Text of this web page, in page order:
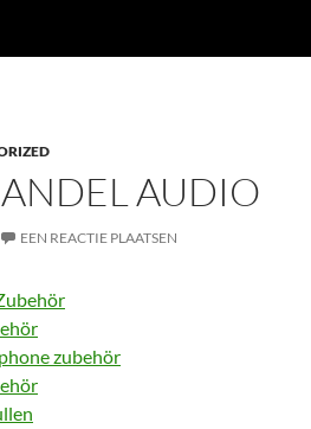
AUDIO
EEN REACTIE PLAATSEN
zubehör